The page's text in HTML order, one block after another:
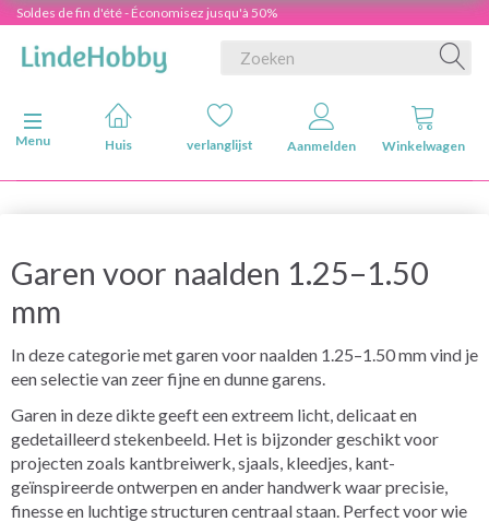
Soldes de fin d'été - Économisez jusqu'à 50%
Navigatie in-/uitschakelen
Menu
Huis verlanglijst Aanmelden Winkelwagen
Garen voor naalden 1.25–1.50
mm
In deze categorie met garen voor naalden 1.25–1.50 mm vind je
een selectie van zeer fijne en dunne garens.
Garen in deze dikte geeft een extreem licht, delicaat en
gedetailleerd stekenbeeld. Het is bijzonder geschikt voor
projecten zoals kantbreiwerk, sjaals, kleedjes, kant-
geïnspireerde ontwerpen en ander handwerk waar precisie,
finesse en luchtige structuren centraal staan. Perfect voor wie